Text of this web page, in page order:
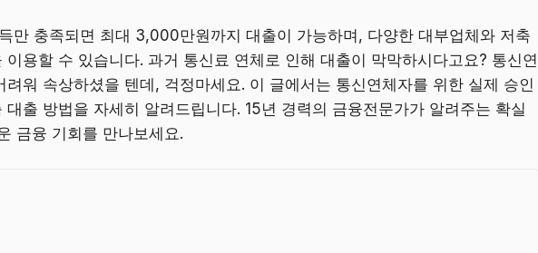
만 충족되면 최대 3,000만원까지 대출이 가능하며, 다양한 대부업체와 저축
용할 수 있습니다. 과거 통신료 연체로 인해 대출이 막막하시다고요? 통신연
워 속상하셨을 텐데, 걱정마세요. 이 글에서는 통신연체자를 위한 실제 승인
출 방법을 자세히 알려드립니다. 15년 경력의 금융전문가가 알려주는 확실
금융 기회를 만나보세요.